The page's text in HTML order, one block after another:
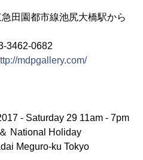
池尻大橋駅から
0682
mdpgallery.com/
- Saturday 29 11am - 7pm
National Holiday
Meguro-ku Tokyo